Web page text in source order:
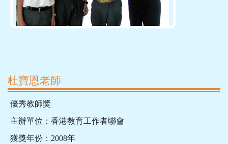
杜寶恩老師
優秀教師獎
主辦單位：香港教育工作者聯會
獲獎年份：2008年